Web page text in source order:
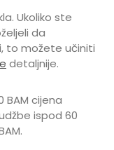
informacija,
i porudžbine
656-72209
vreme
1,5 godina, 3
Ukoliko ste
da
to možete učiniti
detaljnije.
BAM cijena
ispod 60